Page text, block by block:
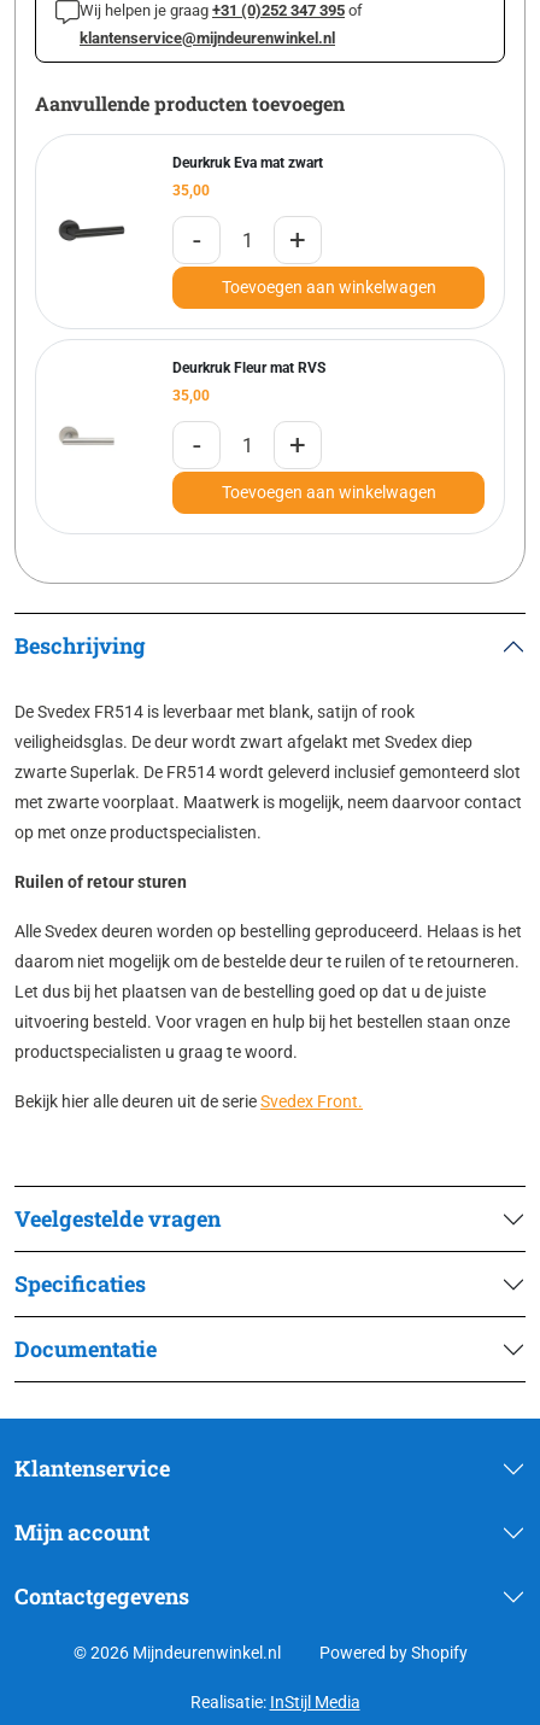
Wij helpen je graag +31 (0)252 347 395 of
klantenservice@mijndeurenwinkel.nl
Aanvullende producten toevoegen
Deurkruk Eva mat zwart
35,00
- +
Toevoegen aan winkelwagen
Deurkruk Fleur mat RVS
35,00
- +
Toevoegen aan winkelwagen
Beschrijving
De Svedex FR514 is leverbaar met blank, satijn of rook
veiligheidsglas. De deur wordt zwart afgelakt met Svedex diep
zwarte Superlak. De FR514 wordt geleverd inclusief gemonteerd slot
met zwarte voorplaat. Maatwerk is mogelijk, neem daarvoor contact
op met onze productspecialisten.
Ruilen of retour sturen
Alle Svedex deuren worden op bestelling geproduceerd. Helaas is het
daarom niet mogelijk om de bestelde deur te ruilen of te retourneren.
Let dus bij het plaatsen van de bestelling goed op dat u de juiste
uitvoering besteld. Voor vragen en hulp bij het bestellen staan onze
productspecialisten u graag te woord.
Bekijk hier alle deuren uit de serieSvedex Front.
Veelgestelde vragen
Specificaties
Documentatie
Klantenservice
Mijn account
Contactgegevens
© 2026 Mijndeurenwinkel.nl Powered by Shopify
Realisatie: InStijl Media